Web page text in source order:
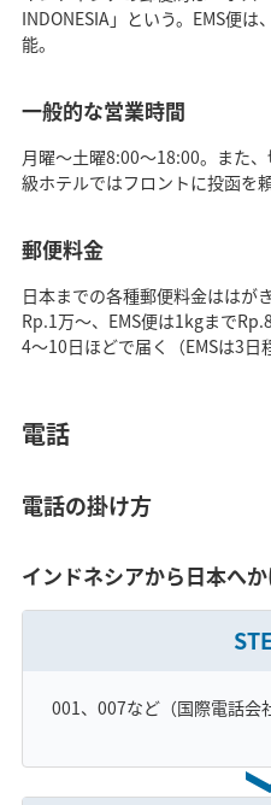
INDONESIA」という。EMS便
能。
一般的な営業時間
月曜～土曜8:00～18:00。また
級ホテルではフロントに投函を
郵便料金
日本までの各種郵便料金ははが
Rp.1万〜、EMS便は1kgまで
4〜10日ほどで届く（EMSは3日
電話
電話の掛け方
インドネシアから日本へ
001、007など（国際電話会